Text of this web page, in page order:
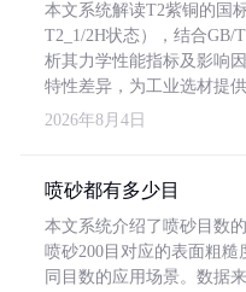
本文系统解读T2紫铜的国
T2_1/2H状态），结合GB/
析其力学性能指标及影响
特性差异，为工业选材提供
2026年8月4日
喷砂都有多少目
本文系统介绍了喷砂目数
喷砂200目对应的表面粗糙
同目数的应用场景。数据